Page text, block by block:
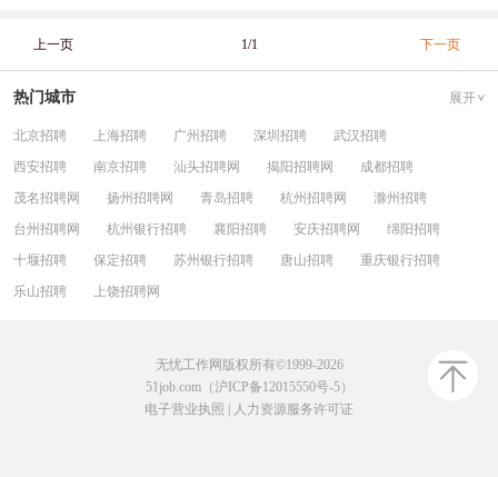
上一页 1/1 下一页
热门城市 展开
北京招聘 上海招聘 广州招聘 深圳招聘
武汉招聘
西安招聘
南京招聘 汕头招聘网 揭阳招聘网
成都招聘
茂名招聘网
扬州招聘网 青岛招聘 杭州招聘网
滁州招聘
台州招聘网
杭州银行招聘 襄阳招聘 安庆招聘网
绵阳招聘
十堰招聘
保定招聘 苏州银行招聘 唐山招聘
重庆银行招聘
乐山招聘
上饶招聘网
无忧工作网版权所有©1999-2026
51job.com（沪ICP备12015550号-5）
电子营业执照
人力资源服务许可证